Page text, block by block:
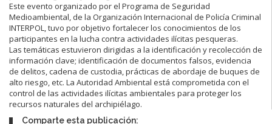
Este evento organizado por el Programa de Seguridad
Medioambiental, de la Organización Internacional de Policía Criminal
INTERPOL, tuvo por objetivo fortalecer los conocimientos de los
participantes en la lucha contra actividades ilícitas pesqueras.
Las temáticas estuvieron dirigidas a la identificación y recolección de
información clave; identificación de documentos falsos, evidencia
de delitos, cadena de custodia, prácticas de abordaje de buques de
alto riesgo, etc. La Autoridad Ambiental está comprometida con el
control de las actividades ilícitas ambientales para proteger los
recursos naturales del archipiélago.
Comparte esta publicación: